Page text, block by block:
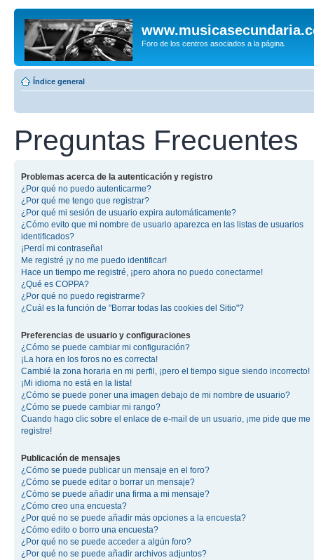
Foro de los centros asociados a la página.
Índice general
Preguntas Frecuentes
Problemas acerca de la autenticación y registro
¿Por qué no puedo autenticarme?
¿Por qué me tengo que registrar?
¿Por qué mi sesión de usuario expira automáticamente?
¿Cómo evito que mi nombre de usuario aparezca en las listas de usuarios
identificados?
¡Perdí mi contraseña!
Me registré ¡y no me puedo identificar!
Hace un tiempo me registré, ¡pero ahora no puedo conectarme!
¿Qué es COPPA?
¿Por qué no puedo registrarme?
¿Cuál es la función de "Borrar todas las cookies del Sitio"?
Preferencias de usuario y configuraciones
¿Cómo se puede cambiar mi configuración?
¡La hora en los foros no es correcta!
Cambié la zona horaria en mi perfil, ¡pero el tiempo sigue siendo incorrecto!
¡Mi idioma no está en la lista!
¿Cómo se puede poner una imagen debajo de mi nombre de usuario?
¿Cómo se puede cambiar mi rango?
Cuando hago clic sobre el enlace de e-mail de un usuario, ¡me pide que me
registre!
Publicación de mensajes
¿Cómo se puede publicar un mensaje en el foro?
¿Cómo se puede editar o borrar un mensaje?
¿Cómo se puede añadir una firma a mi mensaje?
¿Cómo creo una encuesta?
¿Por qué no se puede añadir más opciones a la encuesta?
¿Cómo edito o borro una encuesta?
¿Por qué no se puede acceder a algún foro?
¿Por qué no se puede añadir archivos adjuntos?